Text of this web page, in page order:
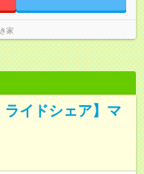
家
ライドシェア】マ